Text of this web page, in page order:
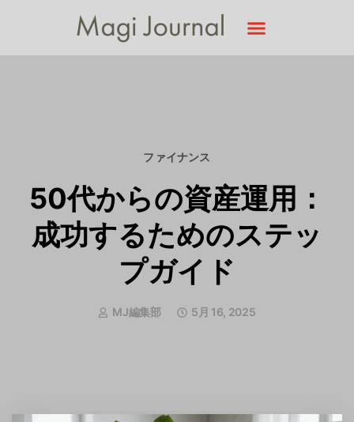
ファイナンス
50代からの資産運用：
成功するためのステッ
プガイド
MJ編集部 5月 16, 2025